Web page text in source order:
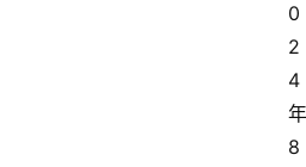
0
2
4
年
8